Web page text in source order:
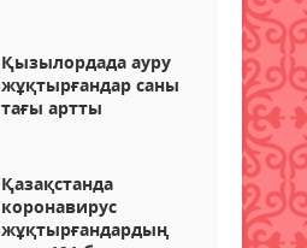
Қызылордада ауру
жұқтырғандар саны
тағы артты
Қазақстанда
коронавирус
жұқтырғандардың